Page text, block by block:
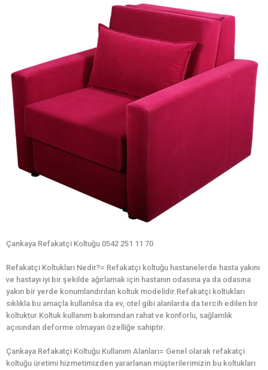
Çankaya Refakatçi Koltuğu 0542 251 11 70
Refakatçi Koltukları Nedir?= Refakatçi koltuğu hastanelerde hasta yakını
ve hastayı iyi bir şekilde ağırlamak için hastanın odasına ya da odasına
yakın bir yerde konumlandırılan koltuk modelidir.Refakatçi koltukları
sıklıkla bu amaçla kullanılsa da ev, otel gibi alanlarda da tercih edilen bir
koltuktur.Koltuk kullanım bakımından rahat ve konforlu, sağlamlık
açısından deforme olmayan özelliğe sahiptir.
Çankaya Refakatçi Koltuğu Kullanım Alanları= Genel olarak refakatçi
koltuğu üretimi hizmetimizden yararlanan müşterilerimizin bu koltukları